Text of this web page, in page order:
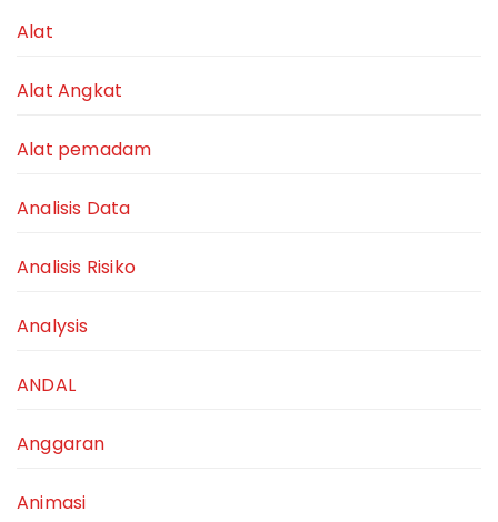
Alat
Alat Angkat
Alat pemadam
Analisis Data
Analisis Risiko
Analysis
ANDAL
Anggaran
Animasi